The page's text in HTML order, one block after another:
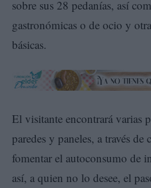
sobre sus 28 pedanías, así
gastronómicas o de ocio y
básicas.
El visitante encontrará varias
paredes y paneles, a través
fomentar el autoconsumo de
así, a quien no lo desee, el